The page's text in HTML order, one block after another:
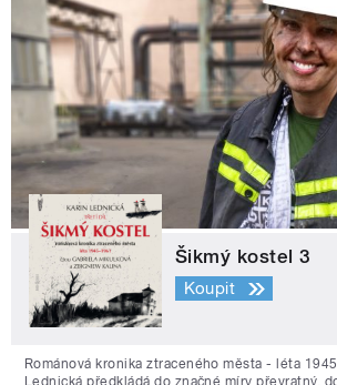
Šikmý kostel 3
Koupit
Románová kronika ztraceného města - léta
Lednická předkládá do značné míry převratný,